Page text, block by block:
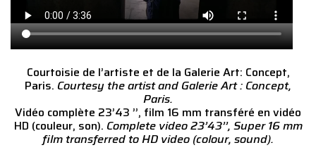
Courtoisie de l’artiste et de la Galerie Art: Concept,
Paris. Courtesy the artist and Galerie Art : Concept,
Paris.
Vidéo complète 23’43 ’’, film 16 mm transféré en vidéo
HD (couleur, son). Complete video 23’43’’, Super 16 mm
film transferred to HD video (colour, sound).